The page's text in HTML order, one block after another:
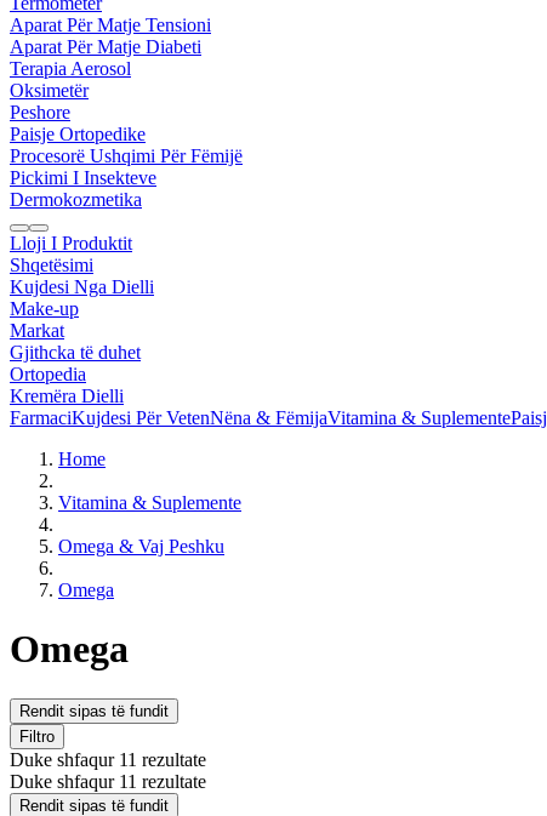
Aparat Për Matje Tensioni
Aparat Për Matje Diabeti
Terapia Aerosol
Oksimetër
Peshore
Paisje Ortopedike
Procesorë Ushqimi Për Fëmijë
Pickimi I Insekteve
Dermokozmetika
Lloji I Produktit
Shqetësimi
Kujdesi Nga Dielli
Make-up
Markat
Gjithcka të duhet
Ortopedia
Kremëra Dielli
FarmaciKujdesi Për VetenNëna & FëmijaVitamina & Suplemente
Home
Vitamina & Suplemente
Omega & Vaj Peshku
Omega
Omega
Rendit sipas të fundit
Filtro
Duke shfaqur 11 rezultate
Duke shfaqur 11 rezultate
Rendit sipas të fundit